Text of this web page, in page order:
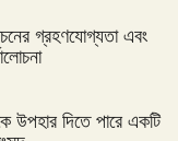
বোলিং কোচ ল্যাঙ্গাভেল্ট
দু’জন নিহত
গ্রহণযোগ্যতা এবং
উপহার দিতে পারে একটি